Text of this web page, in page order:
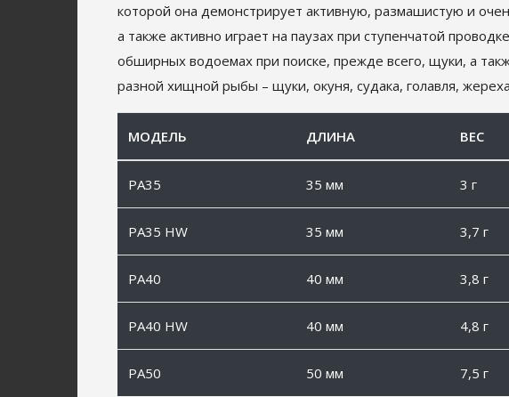
которой она демонстрирует активную, размашистую и
а также активно играет на паузах при ступенчатой
обширных водоемах при поиске, прежде всего, щуки, а
разной хищной рыбы – щуки, окуня, судака, голавля,
МОДЕЛЬ ДЛИНА ВЕС
PA35 35 мм 3 г
PA35 HW 35 мм 3,7 г
PA40 40 мм 3,8 г
PA40 HW 40 мм 4,8 г
PA50 50 мм 7,5 г